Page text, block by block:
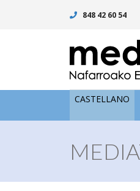
848 42 60 54
CASTELLANO